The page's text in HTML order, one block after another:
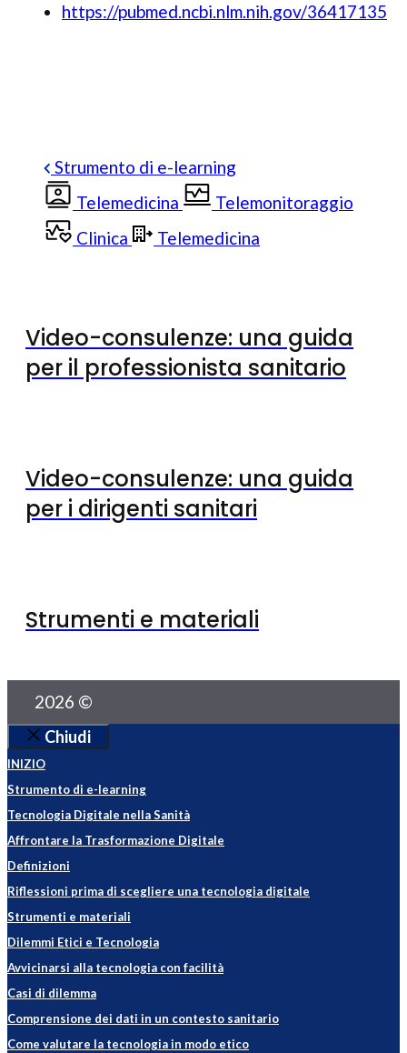
https://pubmed.ncbi.nlm.nih.gov/36417135
Strumento di e-learning
Telemedicina
Telemonitoraggio
Clinica
Telemedicina
Video-consulenze: una guida
per il professionista sanitario
Video-consulenze: una guida
per i dirigenti sanitari
Strumenti e materiali
2026 ©
Chiudi
INIZIO
Strumento di e-learning
Tecnologia Digitale nella Sanità
Affrontare la Trasformazione Digitale
Definizioni
Riflessioni prima di scegliere una tecnologia digitale
Strumenti e materiali
Dilemmi Etici e Tecnologia
Avvicinarsi alla tecnologia con facilità
Casi di dilemma
Comprensione dei dati in un contesto sanitario
Come valutare la tecnologia in modo etico